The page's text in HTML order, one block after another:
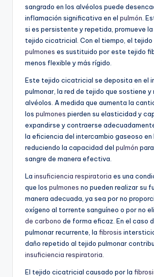
sangrado en los alvéolos puede
inflamación significativa en el pulmón .
si es persistente y repetida, promueve
tejido cicatricial. Con el tiempo, el tejido
pulmones es sustituido por este tejido
menos flexible y más rígido.
Este tejido cicatricial se deposita en el
pulmonar, la red de tejido que sostiene y
alvéolos. A medida que aumenta la
los pulmones pierden su elasticidad y
expandirse y contraerse
la eficiencia del intercambio gaseoso en
reduciendo la capacidad del pulmón
sangre de manera efectiva.
La insuficiencia respiratoria es una
que los pulmones no pueden realizar su
manera adecuada, ya sea por no
oxígeno al torrente sanguíneo o por no
de carbono de forma eficaz. En el caso
pulmonar recurrente, la fibrosis
daño repetido al tejido pulmonar
insuficiencia respiratoria
El tejido cicatricial causado por la